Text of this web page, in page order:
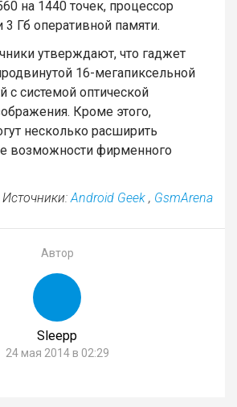
на 1440 точек, процессор
3 Гб оперативной памяти.
утверждают, что гаджет
16-мегапиксельной
с системой оптической
Кроме этого,
несколько расширить
возможности фирменного
Источники:Android Geek , GsmArena
Автор
Sleepp
24 мая 2014 в 02:29